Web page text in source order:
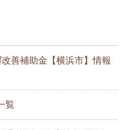
善補助金【横浜市】情報
覧